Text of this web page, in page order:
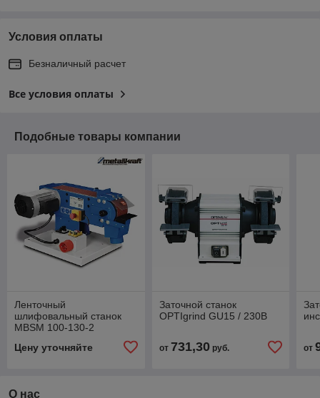
Условия оплаты
Безналичный расчет
Все условия оплаты
Подобные товары компании
Ленточный
шлифовальный станок
MBSM 100-130-2
Цену уточняйте
Заточной станок
OPTIgrind GU15 / 230В
от 731,30руб. от
О нас